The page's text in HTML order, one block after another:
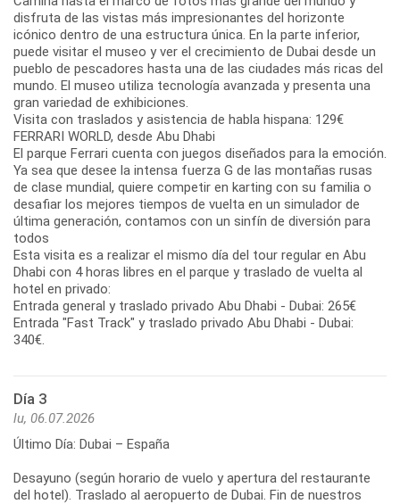
disfruta de las vistas más impresionantes del horizonte
icónico dentro de una estructura única. En la parte inferior,
puede visitar el museo y ver el crecimiento de Dubai desde un
pueblo de pescadores hasta una de las ciudades más ricas del
mundo. El museo utiliza tecnología avanzada y presenta una
gran variedad de exhibiciones.
Visita con traslados y asistencia de habla hispana: 129€
FERRARI WORLD, desde Abu Dhabi
El parque Ferrari cuenta con juegos diseñados para la emoción.
Ya sea que desee la intensa fuerza G de las montañas rusas
de clase mundial, quiere competir en karting con su familia o
desafiar los mejores tiempos de vuelta en un simulador de
última generación, contamos con un sinfín de diversión para
todos
Esta visita es a realizar el mismo día del tour regular en Abu
Dhabi con 4 horas libres en el parque y traslado de vuelta al
hotel en privado:
Entrada general y traslado privado Abu Dhabi - Dubai: 265€
Entrada "Fast Track" y traslado privado Abu Dhabi - Dubai:
Día 3
lu, 06.07.2026
Último Día: Dubai – España
Desayuno (según horario de vuelo y apertura del restaurante
del hotel). Traslado al aeropuerto de Dubai. Fin de nuestros